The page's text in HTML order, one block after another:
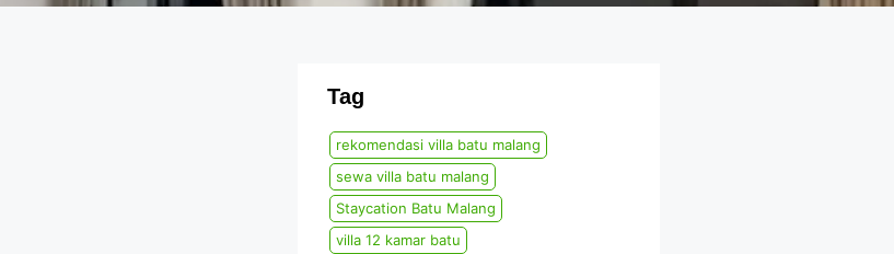
Tag
rekomendasi villa batu malang
sewa villa batu malang
Staycation Batu Malang
villa 12 kamar batu